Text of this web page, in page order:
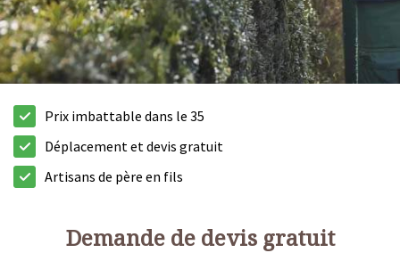
Prix imbattable dans le 35
Déplacement et devis gratuit
Artisans de père en fils
Demande de devis gratuit